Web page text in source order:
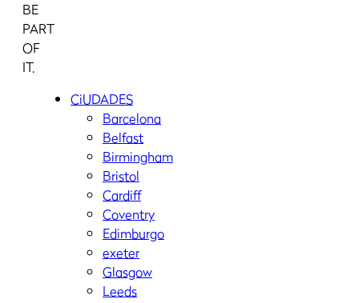
BE
PART
OF
IT.
CiUDADES
Barcelona
Belfast
Birmingham
Bristol
Cardiff
Coventry
Edimburgo
exeter
Glasgow
Leeds